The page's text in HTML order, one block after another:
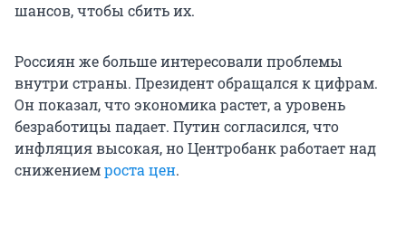
шансов, чтобы сбить их.
Россиян же больше интересовали проблемы
внутри страны. Президент обращался к цифрам.
Он показал, что экономика растет, а уровень
безработицы падает. Путин согласился, что
инфляция высокая, но Центробанк работает над
снижениемроста цен.